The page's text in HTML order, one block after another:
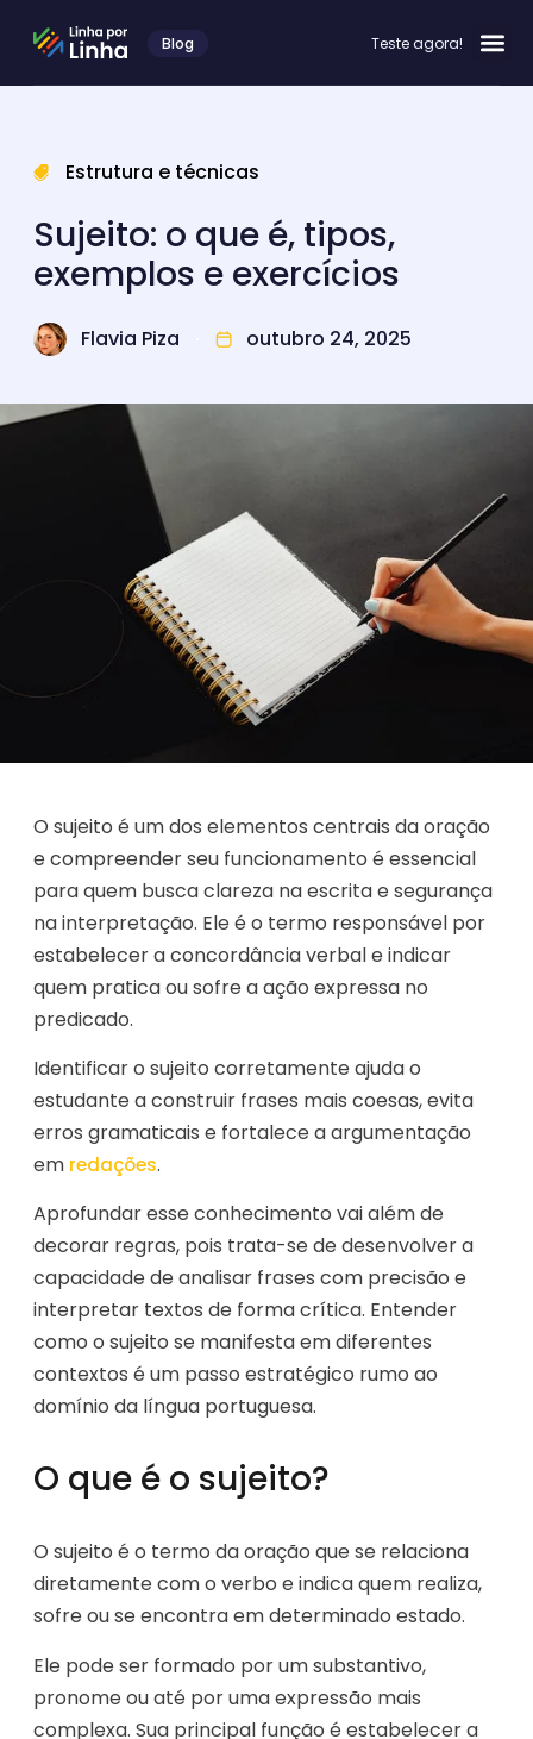
Blog Teste agora!
Estrutura e técnicas
Sujeito: o que é, tipos,
exemplos e exercícios
Flavia Piza outubro 24, 2025
O sujeito é um dos elementos centrais da oração
e compreender seu funcionamento é essencial
para quem busca clareza na escrita e segurança
na interpretação. Ele é o termo responsável por
estabelecer a concordância verbal e indicar
quem pratica ou sofre a ação expressa no
predicado.
Identificar o sujeito corretamente ajuda o
estudante a construir frases mais coesas, evita
erros gramaticais e fortalece a argumentação
em redações.
Aprofundar esse conhecimento vai além de
decorar regras, pois trata-se de desenvolver a
capacidade de analisar frases com precisão e
interpretar textos de forma crítica. Entender
como o sujeito se manifesta em diferentes
contextos é um passo estratégico rumo ao
domínio da língua portuguesa.
O que é o sujeito?
O sujeito é o termo da oração que se relaciona
diretamente com o verbo e indica quem realiza,
sofre ou se encontra em determinado estado.
Ele pode ser formado por um substantivo,
pronome ou até por uma expressão mais
complexa. Sua principal função é estabelecer a